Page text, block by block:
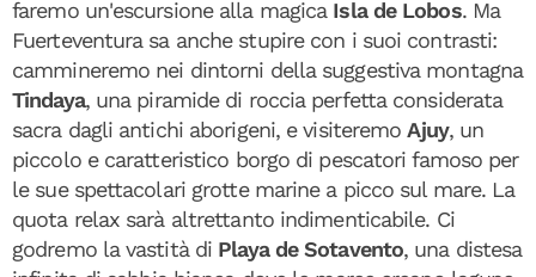
faremo un'escursione alla magica Isla de Lobos. Ma
Fuerteventura sa anche stupire con i suoi contrasti:
cammineremo nei dintorni della suggestiva montagna
Tindaya, una piramide di roccia perfetta considerata
sacra dagli antichi aborigeni, e visiteremoAjuy, un
piccolo e caratteristico borgo di pescatori famoso per
le sue spettacolari grotte marine a picco sul mare. La
quota relax sarà altrettanto indimenticabile. Ci
godremo la vastità di Playa de Sotavento, una distesa